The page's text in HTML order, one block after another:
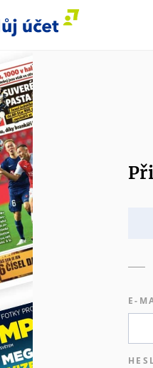
E-